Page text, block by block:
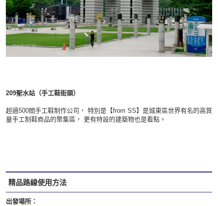
209聖水站（手工鞋街頭）
超過500間手工鞋制作公司， 特別是【from SS】是城東區世界有名的高質
量手工制鞋商品的聚集區， 更有特設的建築物也是看點。
精品路線使用方法
出發場所：